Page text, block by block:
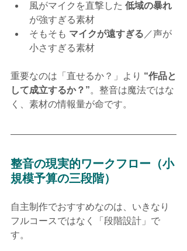
風がマイクを直撃した 低域の暴れ
が強すぎる素材
そもそも マイクが遠すぎる ／声が
小さすぎる素材
重要なのは「直せるか？」より “作品と
して成立するか？”。整音は魔法ではな
く、素材の情報量が命です。
整音の現実的ワークフロー（小
規模予算の三段階）
自主制作でおすすめなのは、いきなり
フルコースではなく「段階設計」で
す。